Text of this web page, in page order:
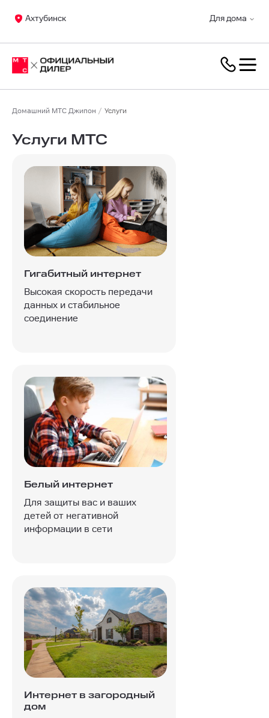
Для дома
Ахтубинск
Домашний МТС Джипон Услуги
Услуги МТС
Гигабитный интернет
Высокая скорость передачи
данных и стабильное
соединение
Белый интернет
Для защиты вас и ваших
детей от негативной
информации в сети
Интернет в загородный
дом